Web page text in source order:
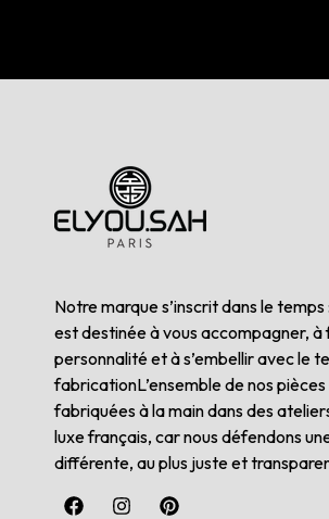
Notre marque s’inscrit dans le temps
est destinée à vous accompagner,
personnalité et à s’embellir avec le
fabricationL’ensemble de nos
fabriquées à la main dans des
luxe français, car nous défendons
différente, au plus juste et